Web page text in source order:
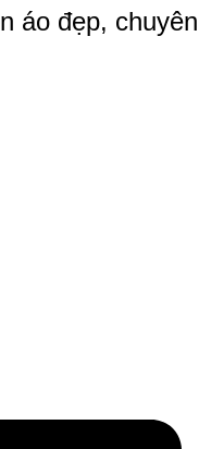
áo đẹp, chuyên